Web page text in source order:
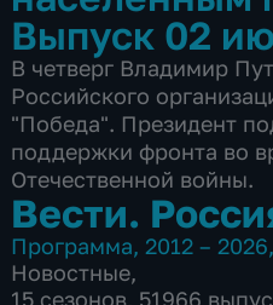
Выпуск 02
В четверг Владимир
Российского
"Победа". Президент
поддержки фронта во
Отечественной войны.
Вести.
Программа, 2012 – 2026,
Новостные,
15 сезонов, 51966